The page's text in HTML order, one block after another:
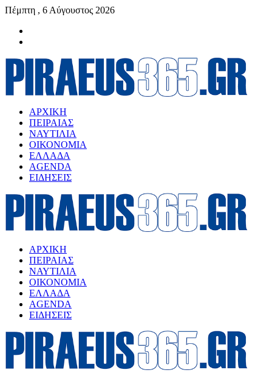
Πέμπτη , 6 Αύγουστος 2026
ΑΡΧΙΚΗ
ΠΕΙΡΑΙΑΣ
ΝΑΥΤΙΛΙΑ
ΟΙΚΟΝΟΜΙΑ
ΕΛΛΑΔΑ
AGENDA
ΕΙΔΗΣΕΙΣ
ΑΡΧΙΚΗ
ΠΕΙΡΑΙΑΣ
ΝΑΥΤΙΛΙΑ
ΟΙΚΟΝΟΜΙΑ
ΕΛΛΑΔΑ
AGENDA
ΕΙΔΗΣΕΙΣ